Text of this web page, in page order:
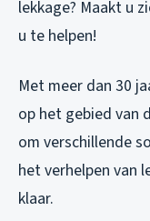
lekkage? Maakt u
u te helpen!
Met meer dan 30
op het gebied van
om verschillende
het verhelpen van
klaar.